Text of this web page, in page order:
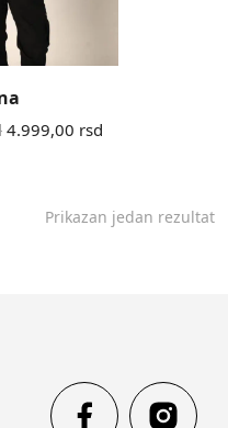
4.999,00 rsd
Prikazan jedan rezultat